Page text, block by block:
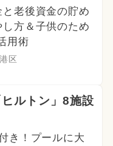
老後資金の貯め
方＆子供のため
用術
区
ルトン」8施設
き！プールに大